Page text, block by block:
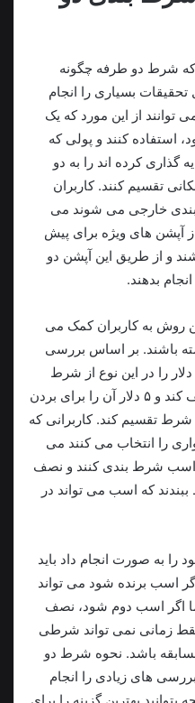
که شرط دو طرفه چگونه
بسیاری را انجام
توانند از این مورد که یک
کنند و پولی که
گذاری کرده اند را به دو
تقسیم کنند. کاربران
خارجی می شوند می‌
از آپشن های ویژه برای پیش
و از طریق این آپشن دو
بدهند.
روش به کاربران کمک می‌
باشند. بر اساس بررسی
هایی که انجام دادیم اگر کاربر ۱۰ دلار را در این نوع از شرط
بندی وارد کند می تواند آن را نصف کند و ۵ دلار آن را برای بردن
شرط تقسیم کند. کاربرانی که
را انتخاب می‌ کنند می‌
اسب شرط بندی کنند و نصف
که اسب می‌ تواند در
را به صورت انجام داد باید
اسب برنده شود می تواند
اگر اسب دوم شود، نصف
زمانی نمی تواند شرطی
باشد. نحوه شرط دو
های زیادی را انجام